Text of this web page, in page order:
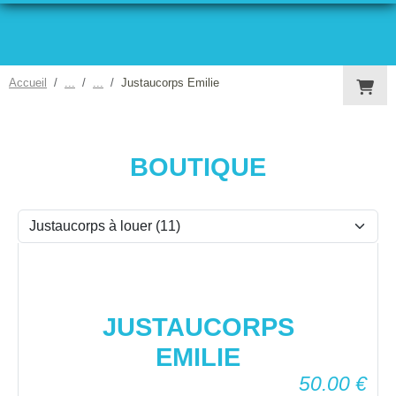
Accueil Justaucorps Emilie
BOUTIQUE
JUSTAUCORPS
EMILIE
50.00 €